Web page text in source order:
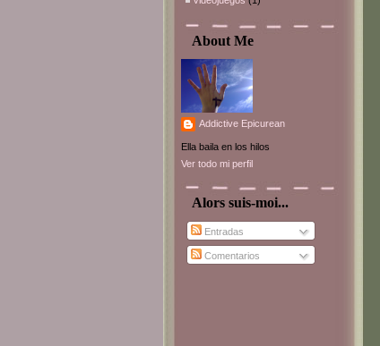
About Me
Addictive Epicurean
Ella baila en los hilos
Ver todo mi perfil
Alors suis-moi...
Entradas
Comentarios